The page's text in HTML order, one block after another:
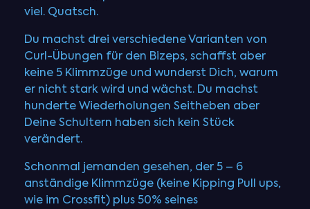
viel. Quatsch.
Du machst drei verschiedene Varianten von
Curl-Übungen für den Bizeps, schaffst aber
keine 5 Klimmzüge und wunderst Dich, warum
er nicht stark wird und wächst. Du machst
hunderte Wiederholungen Seitheben aber
Deine Schultern haben sich kein Stück
verändert.
Schonmal jemanden gesehen, der 5 – 6
anständige Klimmzüge (keine Kipping Pull ups,
wie im Crossfit) plus 50% seines